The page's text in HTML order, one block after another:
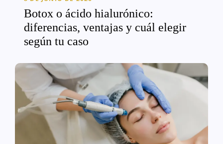
Botox o ácido hialurónico:
diferencias, ventajas y cuál elegir
según tu caso